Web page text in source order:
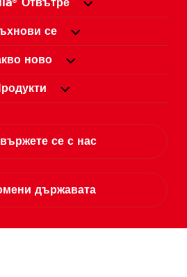
Отвътре
се
ново
се с нас
държавата